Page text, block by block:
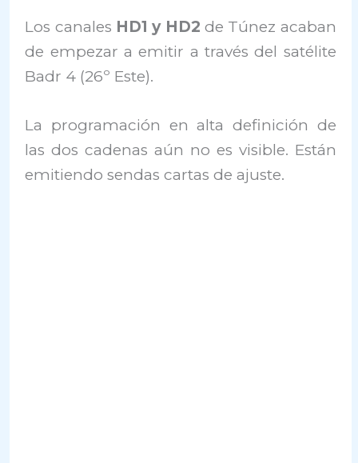
Los canales HD1 y HD2de Túnez acaban
de empezar a emitir a través del satélite
Badr 4 (26º Este).
La programación en alta definición de
las dos cadenas aún no es visible. Están
emitiendo sendas cartas de ajuste.